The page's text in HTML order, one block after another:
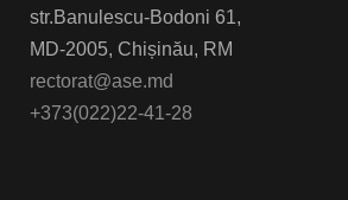
str.Banulescu-Bodoni 61,
MD-2005, Chișinău, RM
rectorat@ase.md
+373(022)22-41-28